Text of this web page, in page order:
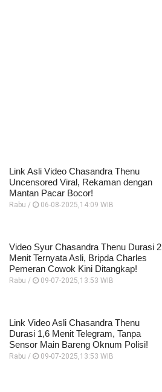
Link Asli Video Chasandra Thenu
Uncensored Viral, Rekaman dengan
Mantan Pacar Bocor!
Rabu / 06-08-2025,14:09 WIB
Video Syur Chasandra Thenu Durasi 2
Menit Ternyata Asli, Bripda Charles
Pemeran Cowok Kini Ditangkap!
Rabu / 09-07-2025,13:53 WIB
Link Video Asli Chasandra Thenu
Durasi 1,6 Menit Telegram, Tanpa
Sensor Main Bareng Oknum Polisi!
Rabu / 09-07-2025,13:53 WIB